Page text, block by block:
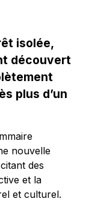
isolée,
découvert
plus d’un
nouvelle
des
et la
et culturel.